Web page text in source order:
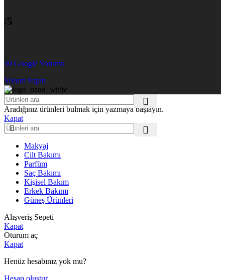
/5
30 Google Yorumu
Yorum Yapın
Aradığınız ürünleri bulmak için yazmaya başlayın.
Kapat
Makyaj
Cilt Bakımı
Parfüm
Saç Bakımı
Kişisel Bakım
Erkek Bakımı
Güneş Ürünleri
Alışveriş Sepeti
Kapat
Oturum aç
Kapat
Henüz hesabınız yok mu?